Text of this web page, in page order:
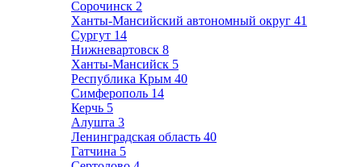
Сорочинск 2
Ханты-Мансийский автономный округ 41
Сургут 14
Нижневартовск 8
Ханты-Мансийск 5
Республика Крым 40
Симферополь 14
Керчь 5
Алушта 3
Ленинградская область 40
Гатчина 5